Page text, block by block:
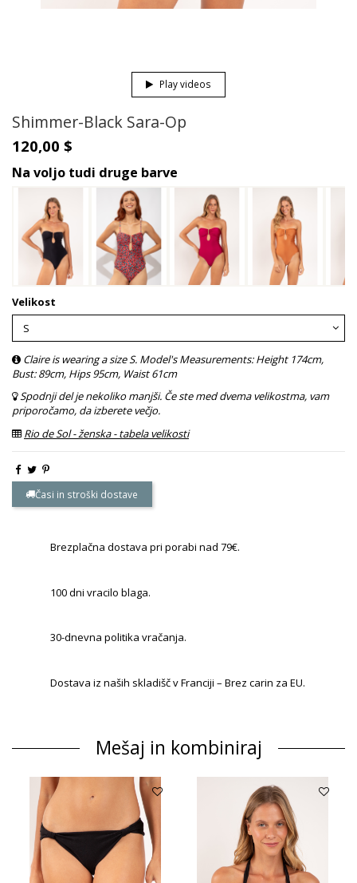
Play videos
Shimmer-Black Sara-Op
120,00 $
Na voljo tudi druge barve
Velikost
Claire is wearing a size S. Model's Measurements: Height 174cm,
Bust: 89cm, Hips 95cm, Waist 61cm
Spodnji del je nekoliko manjši. Če ste med dvema velikostma, vam
priporočamo, da izberete večjo.
Rio de Sol - ženska - tabela velikosti
Časi in stroški dostave
Brezplačna dostava pri porabi nad 79€.
100 dni vracilo blaga.
30-dnevna politika vračanja.
Dostava iz naših skladišč v Franciji – Brez carin za EU.
Mešaj in kombiniraj